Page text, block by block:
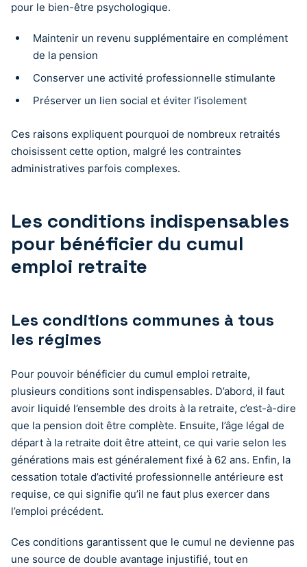
pour le bien-être psychologique.
Maintenir un revenu supplémentaire en complément
de la pension
Conserver une activité professionnelle stimulante
Préserver un lien social et éviter l’isolement
Ces raisons expliquent pourquoi de nombreux retraités
choisissent cette option, malgré les contraintes
administratives parfois complexes.
Les conditions indispensables
pour bénéficier du cumul
emploi retraite
Les conditions communes à tous
les régimes
Pour pouvoir bénéficier du cumul emploi retraite,
plusieurs conditions sont indispensables. D’abord, il faut
avoir liquidé l’ensemble des droits à la retraite, c’est-à-dire
que la pension doit être complète. Ensuite, l’âge légal de
départ à la retraite doit être atteint, ce qui varie selon les
générations mais est généralement fixé à 62 ans. Enfin, la
cessation totale d’activité professionnelle antérieure est
requise, ce qui signifie qu’il ne faut plus exercer dans
l’emploi précédent.
Ces conditions garantissent que le cumul ne devienne pas
une source de double avantage injustifié, tout en